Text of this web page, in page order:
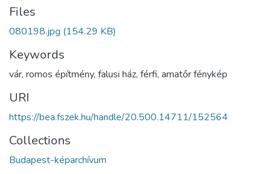
Files
080198.jpg (154.29 KB)
Keywords
vár, romos építmény, falusi ház, férfi, amatőr fénykép
URI
https://bea.fszek.hu/handle/20.500.14711/152564
Collections
Budapest-képarchívum